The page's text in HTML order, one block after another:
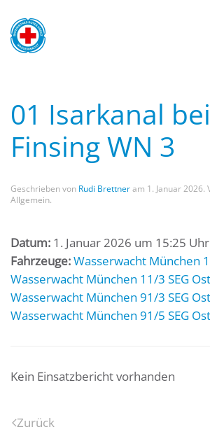
Zum Hauptinhalt springen
01 Isarkanal bei
Finsing WN 3
Geschrieben von Rudi Brettneram 1. Januar 2026.
Allgemein.
Datum: 1. Januar 2026 um 15:25 Uhr
Fahrzeuge:Wasserwacht München
Wasserwacht München 11/3 SEG Ost
Wasserwacht München 91/3 SEG Ost
Wasserwacht München 91/5 SEG Ost
Kein Einsatzbericht vorhanden
Zurück